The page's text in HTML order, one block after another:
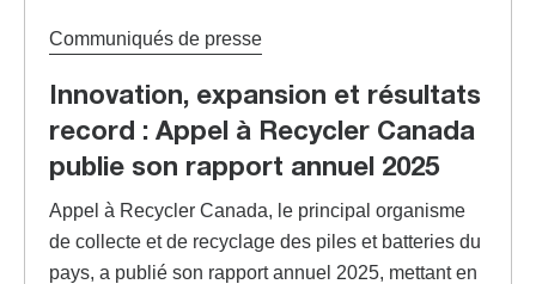
Communiqués de presse
Innovation, expansion et résultats
record : Appel à Recycler Canada
publie son rapport annuel 2025
Appel à Recycler Canada, le principal organisme
de collecte et de recyclage des piles et batteries du
pays, a publié son rapport annuel 2025, mettant en